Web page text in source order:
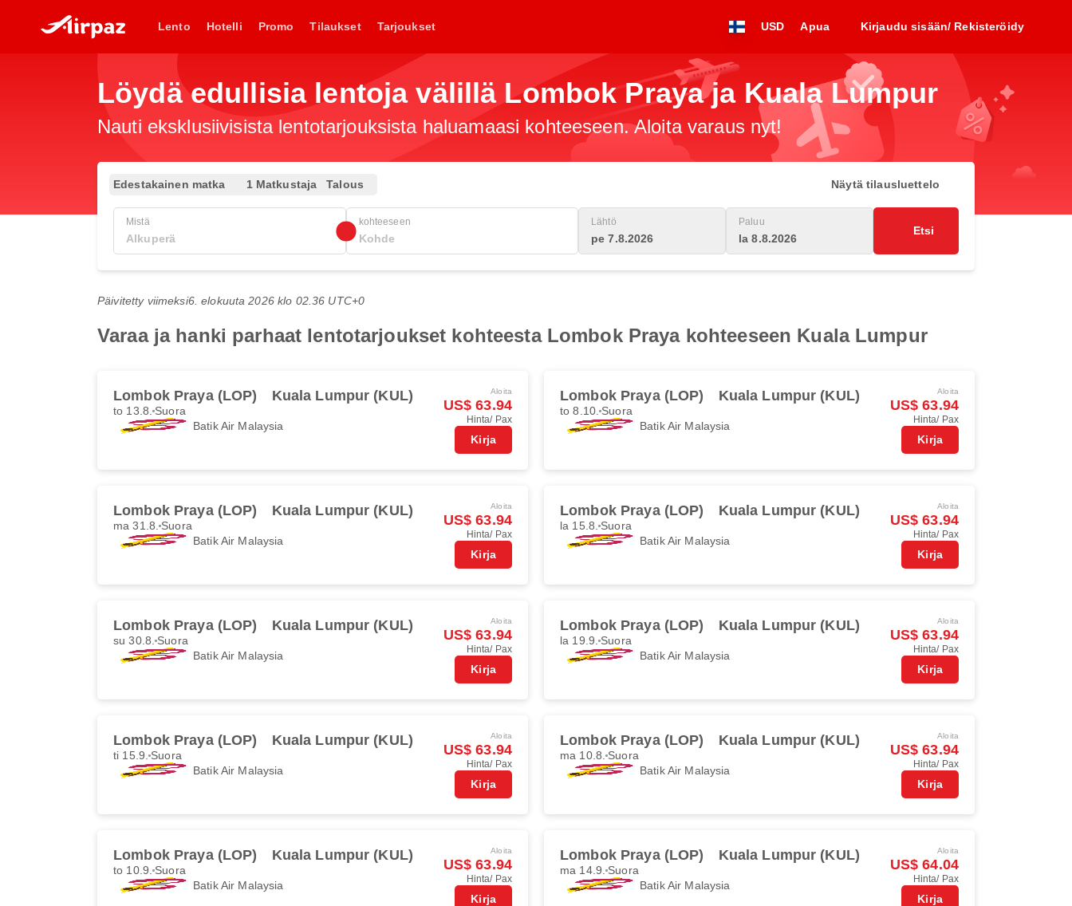
Lento Hotelli Promo Tilaukset Tarjoukset USD Apua Kirjaudu sisään/ Rekisteröidy
Löydä edullisia lentoja välillä Lombok Praya ja Kuala Lumpur
Nauti eksklusiivisista lentotarjouksista haluamaasi kohteeseen. Aloita varaus nyt!
Edestakainen matka 1 Matkustaja Talous Näytä tilausluettelo
Mistä kohteeseen Lähtö
pe 7.8.2026
Paluu
la 8.8.2026
Etsi
Päivitetty viimeksi6. elokuuta 2026 klo 02.36 UTC+0
Varaa ja hanki parhaat lentotarjoukset kohteesta Lombok Praya kohteeseen Kuala Lumpur
Lombok Praya (LOP) Kuala Lumpur (KUL)
to 13.8. Suora
Batik Air Malaysia
Aloita
US$ 63.94
Hinta/ Pax
Kirja
Lombok Praya (LOP) Kuala Lumpur (KUL)
to 8.10. Suora
Batik Air Malaysia
Aloita
US$ 63.94
Hinta/ Pax
Kirja
Lombok Praya (LOP) Kuala Lumpur (KUL)
ma 31.8. Suora
Batik Air Malaysia
Aloita
US$ 63.94
Hinta/ Pax
Kirja
Lombok Praya (LOP) Kuala Lumpur (KUL)
la 15.8. Suora
Batik Air Malaysia
Aloita
US$ 63.94
Hinta/ Pax
Kirja
Lombok Praya (LOP) Kuala Lumpur (KUL)
su 30.8. Suora
Batik Air Malaysia
Aloita
US$ 63.94
Hinta/ Pax
Kirja
Lombok Praya (LOP) Kuala Lumpur (KUL)
la 19.9. Suora
Batik Air Malaysia
Aloita
US$ 63.94
Hinta/ Pax
Kirja
Lombok Praya (LOP) Kuala Lumpur (KUL)
ti 15.9. Suora
Batik Air Malaysia
Aloita
US$ 63.94
Hinta/ Pax
Kirja
Lombok Praya (LOP) Kuala Lumpur (KUL)
ma 10.8. Suora
Batik Air Malaysia
Aloita
US$ 63.94
Hinta/ Pax
Kirja
Lombok Praya (LOP) Kuala Lumpur (KUL)
to 10.9. Suora
Batik Air Malaysia
Aloita
US$ 63.94
Hinta/ Pax
Kirja
Lombok Praya (LOP) Kuala Lumpur (KUL)
ma 14.9. Suora
Batik Air Malaysia
Aloita
US$ 64.04
Hinta/ Pax
Kirja